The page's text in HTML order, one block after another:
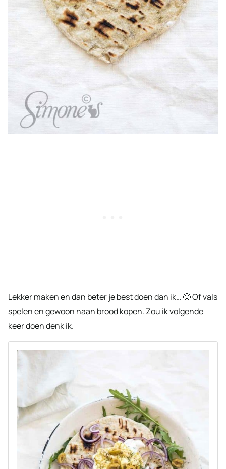
Lekker maken en dan beter je best doen dan ik… 🙂 Of vals
spelen en gewoon naan brood kopen. Zou ik volgende
keer doen denk ik.